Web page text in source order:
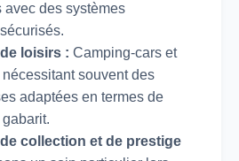
avec des systèmes
loisirs : Camping-cars et
souvent des
adaptées en termes de
collection et de prestige